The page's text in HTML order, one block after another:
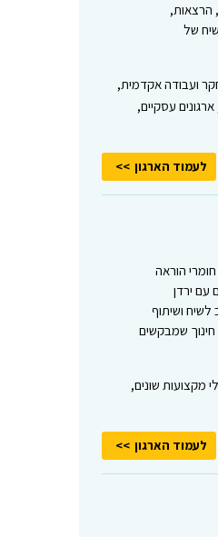
הרצאות,
של
ועבודה אקדמית,
עסקיים,
לעמוד הארגון
הוראה
עם ירדן
לשיח ושיתוף
חינוך שמבקשים
מקצועות שונים,
לעמוד הארגון